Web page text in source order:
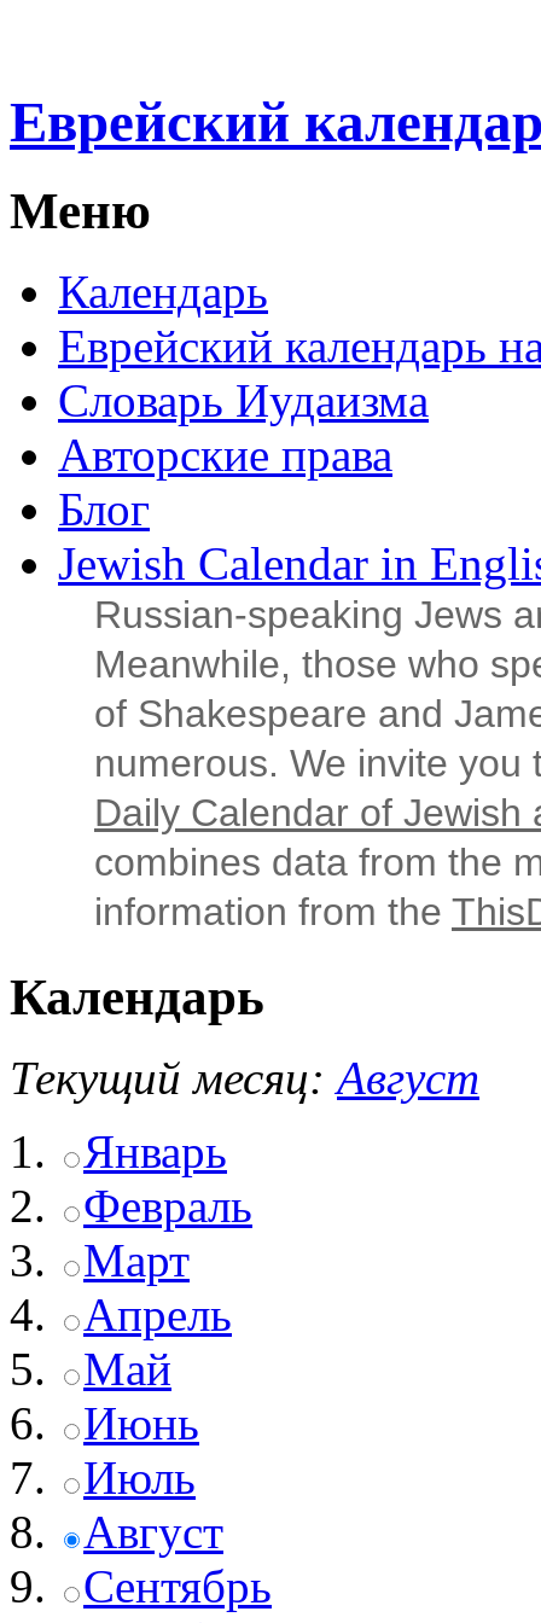
Еврейский
Меню
Календарь
Еврейский календарь
Словарь Иудаизма
Авторские права
Блог
Jewish Calendar in
Russian‑speaking Jews
Meanwhile, those who
of Shakespeare and
numerous. We invite
Daily Calendar of Jewish
combines data from the
information from the
Календарь
Текущий месяц: Август
Январь
Февраль
Март
Апрель
Май
Июнь
Июль
Август
Сентябрь